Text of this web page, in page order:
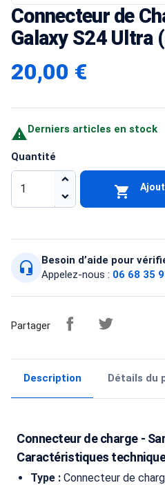
Connecteur de
Galaxy S24 Ultra
20,00 €
Quantité

 Derniers articles en stock
headset_mic
Besoin d’aide pour
Appelez-nous : 06 68 35
Partager
Description Détails du
Connecteur de charge -
Caractéristiques
Type : Connecteur de